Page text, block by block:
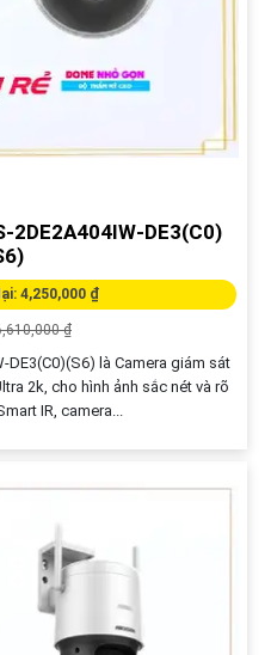
2DE2A404IW-DE3(C0)
4,250,000 ₫
₫
DE3(C0)(S6) là Camera giám sát
2k, cho hình ảnh sắc nét và rõ
IR, camera...